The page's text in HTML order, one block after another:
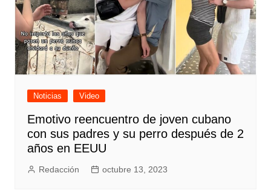
Noticias Video
Emotivo reencuentro de joven cubano
con sus padres y su perro después de 2
años en EEUU
Redacción octubre 13, 2023